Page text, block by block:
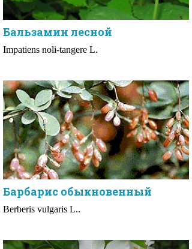
Бальзамин лесной
Impatiens noli-tangere L.
Барбарис обыкновенный
Berberis vulgaris L..